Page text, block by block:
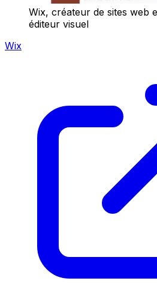
Wix, créateur de sites web
éditeur visuel
Wix